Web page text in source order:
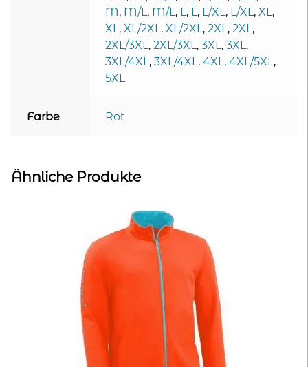
M, M/L, M/L, L, L, L/XL, L/XL, XL,
XL, XL/2XL, XL/2XL, 2XL, 2XL,
2XL/3XL, 2XL/3XL, 3XL, 3XL,
3XL/4XL, 3XL/4XL, 4XL, 4XL/5XL,
5XL
Farbe Rot
Ähnliche Produkte